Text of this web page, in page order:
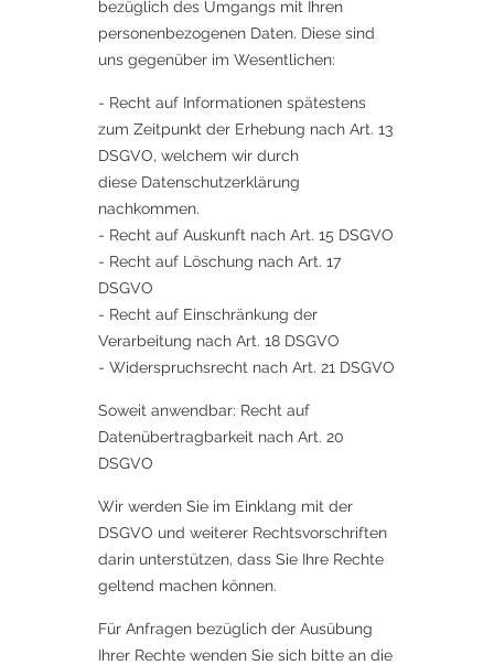
bezüglich des Umgangs mit Ihren
personenbezogenen Daten. Diese sind
uns gegenüber im Wesentlichen:
- Recht auf Informationen spätestens
zum Zeitpunkt der Erhebung nach Art. 13
DSGVO, welchem wir durch
diese Datenschutzerklärung
nachkommen.
- Recht auf Auskunft nach Art. 15 DSGVO
- Recht auf Löschung nach Art. 17
DSGVO
- Recht auf Einschränkung der
Verarbeitung nach Art. 18 DSGVO
- Widerspruchsrecht nach Art. 21 DSGVO
Soweit anwendbar: Recht auf
Datenübertragbarkeit nach Art. 20
DSGVO
Wir werden Sie im Einklang mit der
DSGVO und weiterer Rechtsvorschriften
darin unterstützen, dass Sie Ihre Rechte
geltend machen können.
Für Anfragen bezüglich der Ausübung
Ihrer Rechte wenden Sie sich bitte an die